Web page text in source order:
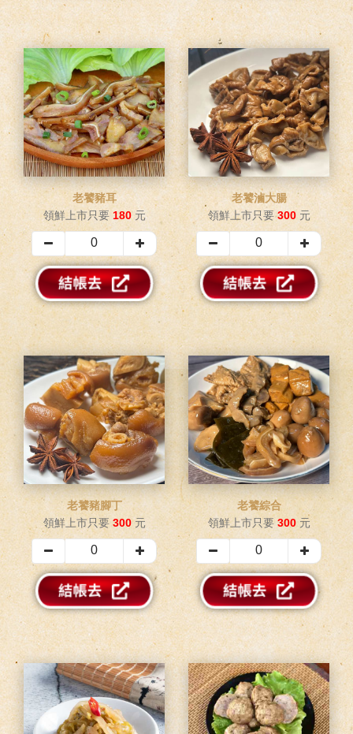
老饕豬耳
領鮮上市只要 180元
老饕滷大腸
領鮮上市只要300元
老饕豬腳丁
領鮮上市只要 300元
老饕綜合
領鮮上市只要 300元